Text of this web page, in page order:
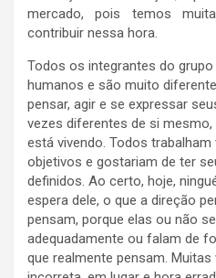
mercado, pois temos
contribuir nessa hora.
Todos os integrantes do
humanos e são muito
pensar, agir e se expressar
vezes diferentes de si
está vivendo. Todos
objetivos e gostariam de ter
definidos. Ao certo, hoje,
espera dele, o que a direção
pensam, porque elas ou não
adequadamente ou falam de
que realmente pensam.